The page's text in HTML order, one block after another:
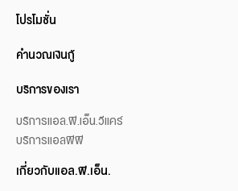
โปรโมชั่น
คำนวณเงินกู้
บริการของเรา
บริการแอล.พี.เอ็น.วีแคร์
บริการแอลพีพี
เกี่ยวกับแอล.พี.เอ็น.